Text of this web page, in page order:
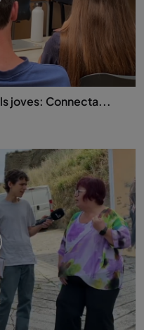
joves: Connecta...